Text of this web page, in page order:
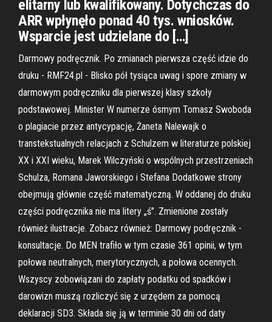
elitarny lub kwalifikowany. Dotychczas do
ARR wpłynęło ponad 40 tys. wniosków.
Wsparcie jest udzielane do […]
Darmowy podręcznik. Po zmianach pierwsza część idzie do
druku - RMF24.pl - Blisko pół tysiąca uwag i spore zmiany w
darmowym podręczniku dla pierwszej klasy szkoły
podstawowej. Minister W numerze ósmym Tomasz Swoboda
o plagiacie przez antycypację, Żaneta Nalewajk o
transtekstualnych relacjach z Schulzem w literaturze polskiej
XX i XXI wieku, Marek Wilczyński o wspólnych przestrzeniach
Schulza, Romana Jaworskiego i Stefana Dodatkowe strony
obejmują głównie część matematyczną. W oddanej do druku
części podręcznika nie ma litery „ś". Zmienione zostały
również ilustracje. Zobacz również: Darmowy podręcznik -
konsultacje. Do MEN trafiło w tym czasie 361 opinii, w tym
połowa neutralnych, merytorycznych, a połowa ocennych.
Wszyscy zobowiązani do zapłaty podatku od spadków i
darowizn muszą rozliczyć się z urzędem za pomocą
deklaracji SD3. Składa się ją w terminie 30 dni od daty